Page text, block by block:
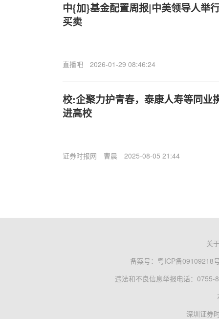
中{加}基金配置周报|中美领导人举
买卖
直播吧 2026-01-29 08:46:24
校:企聚力护青春，泰康人寿等同业
进高校
证券时报网 曹晨 2025-08-05 21:44
关
备案号： 粤ICP备09109218
违法和不良信息举报电话：0755-
深圳证券